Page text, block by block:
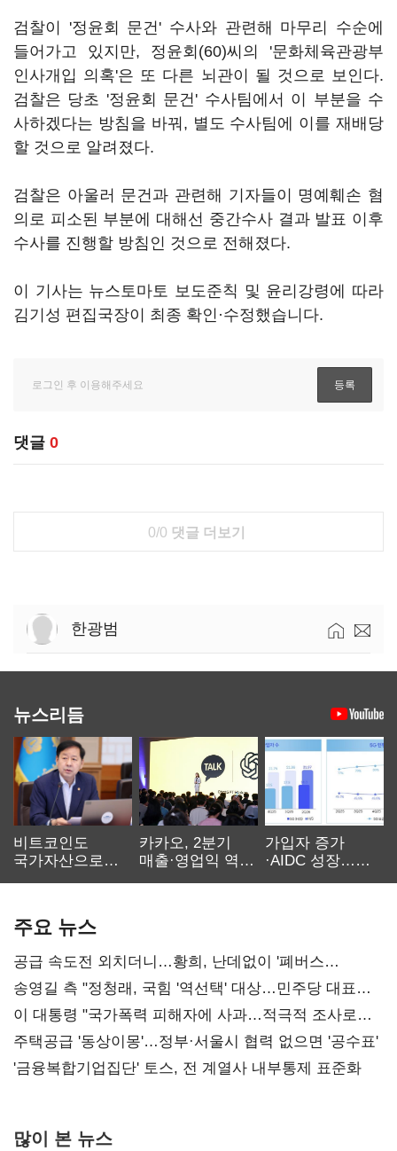
검찰이 '정윤회 문건' 수사와 관련해 마무리 수순에
들어가고 있지만, 정윤회(60)씨의 '문화체육관광부
인사개입 의혹'은 또 다른 뇌관이 될 것으로 보인다.
검찰은 당초 '정윤회 문건' 수사팀에서 이 부분을 수
사하겠다는 방침을 바꿔, 별도 수사팀에 이를 재배당
할 것으로 알려졌다.
검찰은 아울러 문건과 관련해 기자들이 명예훼손 혐
의로 피소된 부분에 대해선 중간수사 결과 발표 이후
수사를 진행할 방침인 것으로 전해졌다.
이 기사는 뉴스토마토 보도준칙 및 윤리강령에 따라
김기성 편집국장이 최종 확인·수정했습니다.
댓글 0
0/0 댓글 더보기
한광범
뉴스리듬
비트코인도
국가자산으로…'
카카오, 2분기
매출·영업익 역대
가입자 증가
·AIDC 성장…
주요 뉴스
공급 속도전 외치더니…황희, 난데없이 '폐버스
리모델링' 제안
송영길 측 "정청래, 국힘 '역선택' 대상…민주당 대표로
총선 지휘 못해"
이 대통령 "국가폭력 피해자에 사과…적극적 조사로
진실 밝혀야"
주택공급 '동상이몽'…정부·서울시 협력 없으면 '공수표'
'금융복합기업집단' 토스, 전 계열사 내부통제 표준화
많이 본 뉴스